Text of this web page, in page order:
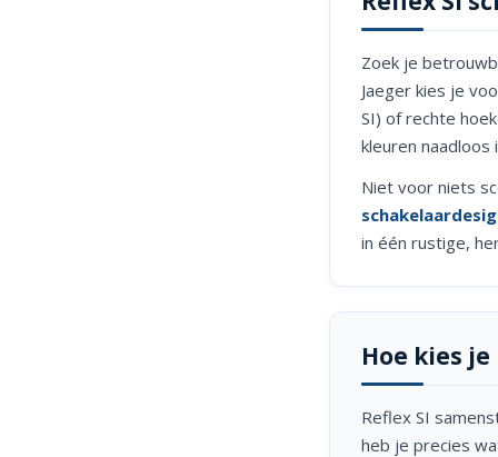
Zoek je
Jaeger kies je
SI) of rechte
kleuren naadloos
Niet voor niets
in één rustige,
Hoe kies
Reflex SI
heb je precies